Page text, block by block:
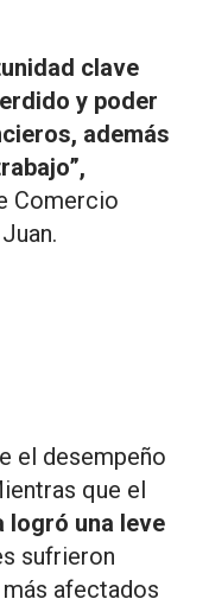
clave
y poder
además
Comercio
el desempeño
que el
logró una leve
sufrieron
afectados